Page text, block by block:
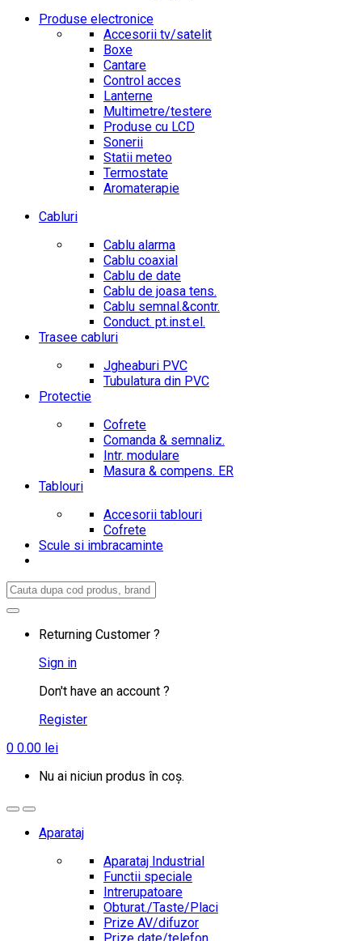
Produse electronice
Accesorii tv/satelit
Boxe
Cantare
Control acces
Lanterne
Multimetre/testere
Produse cu LCD
Sonerii
Statii meteo
Termostate
Aromaterapie
Cabluri
Cablu alarma
Cablu coaxial
Cablu de date
Cablu de joasa tens.
Cablu semnal.&contr.
Conduct. pt.inst.el.
Trasee cabluri
Jgheaburi PVC
Tubulatura din PVC
Protectie
Cofrete
Comanda & semnaliz.
Intr. modulare
Masura & compens. ER
Tablouri
Accesorii tablouri
Cofrete
Scule si imbracaminte
Search
Returning Customer ?
Sign in
Don't have an account ?
Register
0 0.00 lei
Nu ai niciun produs în coș.
Aparataj
Aparataj Industrial
Functii speciale
Intrerupatoare
Obturat./Taste/Placi
Prize AV/difuzor